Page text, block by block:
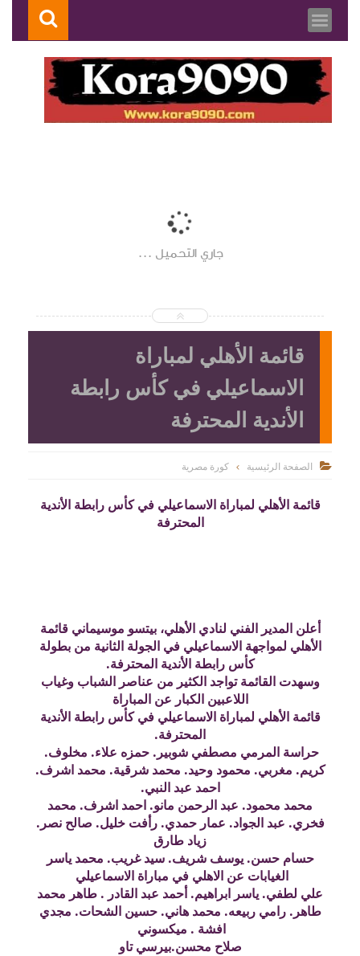
جاري التحميل ...
قائمة الأهلي لمباراة
الاسماعيلي في كأس رابطة
الأندية المحترفة
 الصفحة الرئيسية كورة مصرية
قائمة الأهلي لمباراة الاسماعيلي في كأس رابطة الأندية
المحترفة
أعلن المدير الفني لنادي الأهلي، بيتسو موسيماني قائمة
الأهلي لمواجهة الاسماعيلي في الجولة الثانية من بطولة
كأس رابطة الأندية المحترفة.
وسهدت القائمة تواجد الكثير من عناصر الشباب وغياب
اللاعبين الكبار عن المباراة
قائمة الأهلي لمباراة الاسماعيلي في كأس رابطة الأندية
المحترفة.
حراسة المرمي مصطفي شوبير. حمزه علاء. مخلوف.
كريم. مغربي. محمود وحيد. محمد شرقية. محمد اشرف.
احمد عبد النبي.
محمد محمود. عبد الرحمن مانو. احمد اشرف. محمد
فخري. عبد الجواد. عمار حمدي. رأفت خليل. صالح نصر.
زياد طارق
حسام حسن. يوسف شريف. سيد غريب. محمد ياسر
الغيابات عن الاهلي في مباراة الاسماعيلي
علي لطفي. ياسر ابراهيم. أحمد عبد القادر . طاهر محمد
طاهر. رامي ربيعه. محمد هاني. حسين الشحات. مجدي
افشة . ميكسوني
صلاح محسن.بيرسي تاو